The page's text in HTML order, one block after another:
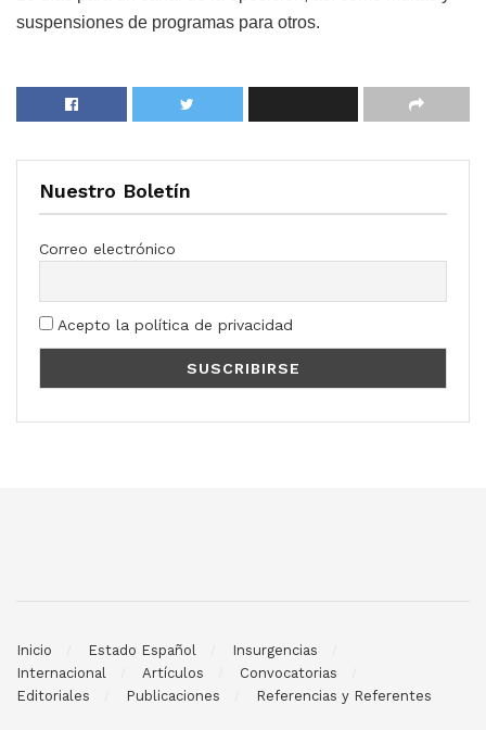
suspensiones de programas para otros.
Nuestro Boletín
Correo electrónico
Acepto la política de privacidad
Inicio Estado Español
Insurgencias
Internacional
Artículos
Convocatorias
Editoriales
Publicaciones Referencias y Referentes